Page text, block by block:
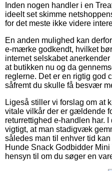
Inden nogen handler i en
ideelt set skimme
for det meste ikke videre
En anden mulighed kan
e-mærke godkendt, hvilket
internet selskabet
at butikken nu og da
reglerne. Det er en rigtig god
såfremt du skulle få besvær
Ligeså stiller vi forslag om at
vitale vilkår der er gældende
returrettighed e-handlen har.
vigtigt, at man stadigvæk
således man til enhver tid
Hunde Snack Godbidder
hensyn til om du søger en